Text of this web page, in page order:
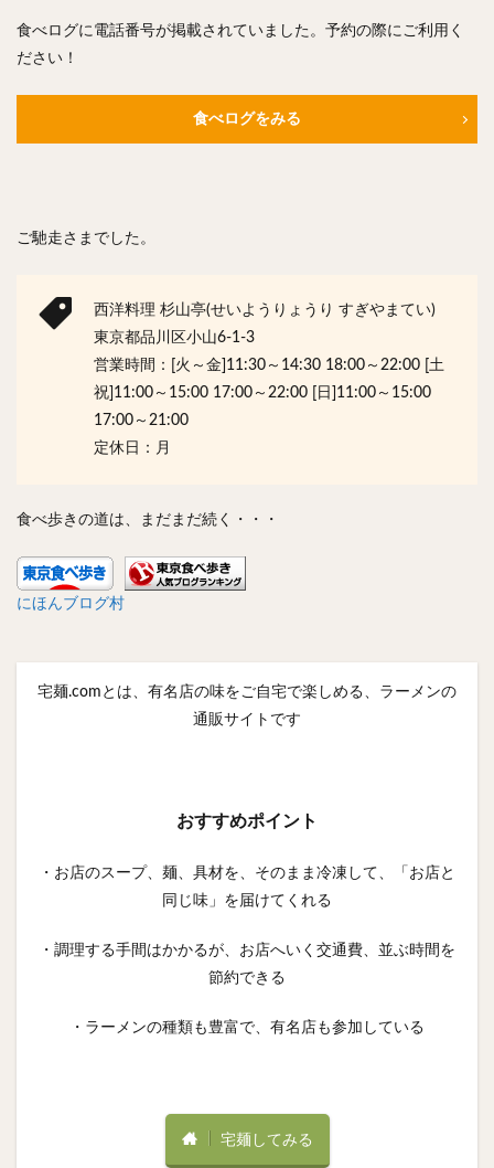
食べログに電話番号が掲載されていました。予約の際にご利用く
ださい！
食べログをみる
ご馳走さまでした。
西洋料理 杉山亭(せいようりょうり すぎやまてい)
東京都品川区小山6-1-3
営業時間：[火～金]11:30～14:30 18:00～22:00 [土
祝]11:00～15:00 17:00～22:00 [日]11:00～15:00
17:00～21:00
定休日：月
食べ歩きの道は、まだまだ続く・・・
にほんブログ村
宅麺.comとは、有名店の味をご自宅で楽しめる、ラーメンの
通販サイトです
おすすめポイント
・お店のスープ、麺、具材を、そのまま冷凍して、「お店と
同じ味」を届けてくれる
・調理する手間はかかるが、お店へいく交通費、並ぶ時間を
節約できる
・ラーメンの種類も豊富で、有名店も参加している
宅麺してみる